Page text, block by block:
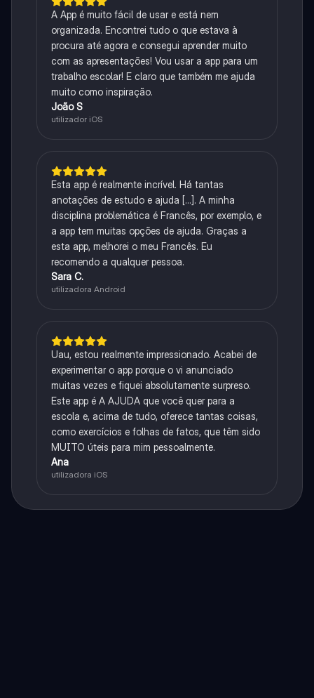
A App é muito fácil de usar e está nem
organizada. Encontrei tudo o que estava à
procura até agora e consegui aprender muito
com as apresentações! Vou usar a app para um
trabalho escolar! E claro que também me ajuda
muito como inspiração.
João S
utilizador iOS
Esta app é realmente incrível. Há tantas
anotações de estudo e ajuda [...]. A minha
disciplina problemática é Francês, por exemplo, e
a app tem muitas opções de ajuda. Graças a
esta app, melhorei o meu Francês. Eu
recomendo a qualquer pessoa.
Sara C.
utilizadora Android
Uau, estou realmente impressionado. Acabei de
experimentar o app porque o vi anunciado
muitas vezes e fiquei absolutamente surpreso.
Este app é A AJUDA que você quer para a
escola e, acima de tudo, oferece tantas coisas,
como exercícios e folhas de fatos, que têm sido
MUITO úteis para mim pessoalmente.
Ana
utilizadora iOS